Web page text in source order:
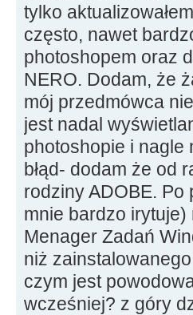
tylko
często, nawet
photoshopem oraz
NERO. Dodam, że
mój przedmówca
jest nadal
photoshopie i nagle
błąd- dodam że od
rodziny ADOBE.
mnie bardzo
Menager Zadań
niż
czym jest
wcześniej? z góry